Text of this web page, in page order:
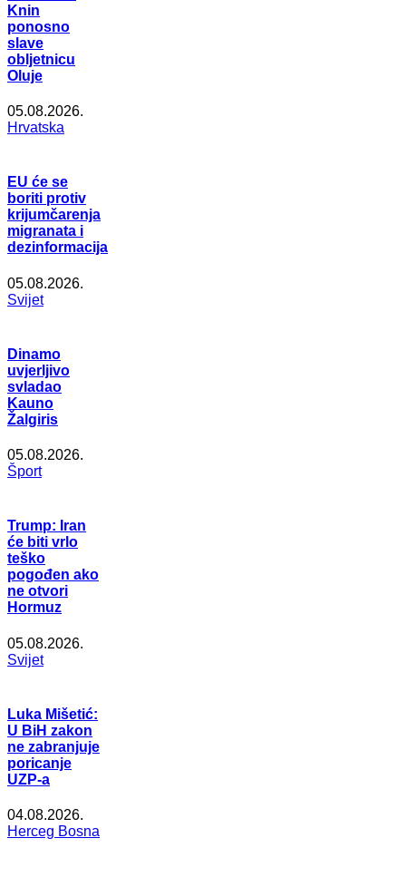
Knin
ponosno
slave
obljetnicu
Oluje
05.08.2026.
Hrvatska
EU će se
boriti protiv
krijumčarenja
migranata i
dezinformacija
05.08.2026.
Svijet
Dinamo
uvjerljivo
svladao
Kauno
Žalgiris
05.08.2026.
Šport
Trump: Iran
će biti vrlo
teško
pogođen ako
ne otvori
Hormuz
05.08.2026.
Svijet
Luka Mišetić:
U BiH zakon
ne zabranjuje
poricanje
UZP-a
04.08.2026.
Herceg Bosna